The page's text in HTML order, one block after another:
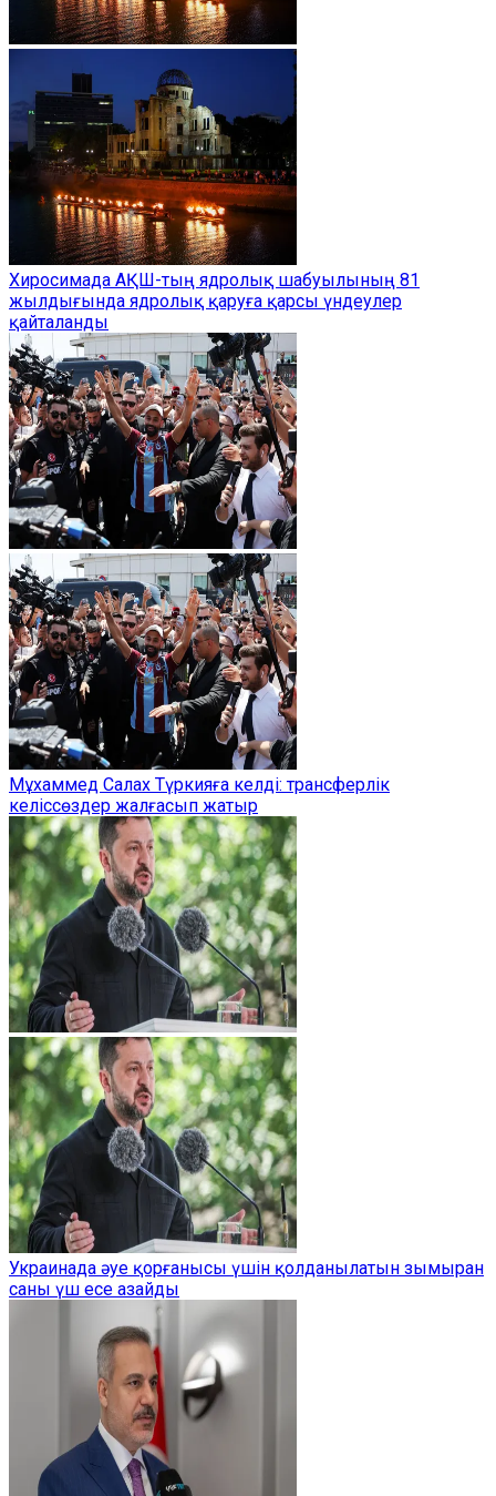
Хиросимада АҚШ-тың ядролық шабуылының 81
жылдығында ядролық қаруға қарсы үндеулер
қайталанды
Мұхаммед Салах Түркияға келді: трансферлік
келіссөздер жалғасып жатыр
Украинада әуе қорғанысы үшін қолданылатын зымыран
саны үш есе азайды